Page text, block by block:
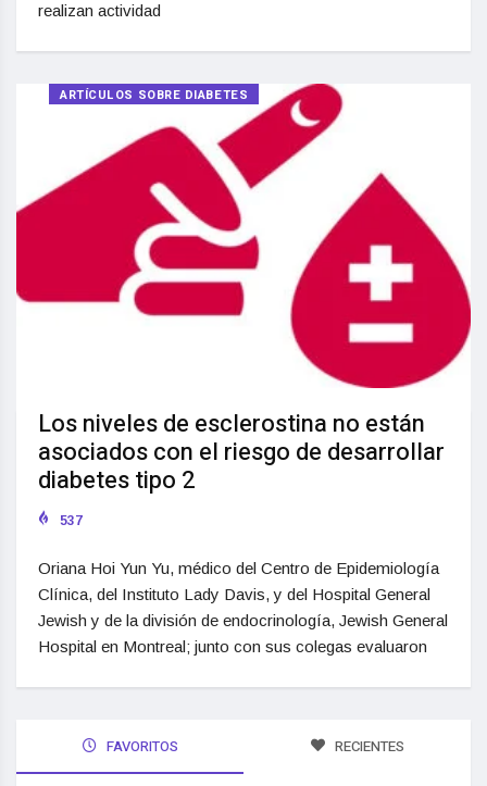
realizan actividad
ARTÍCULOS SOBRE DIABETES
Los niveles de esclerostina no están
asociados con el riesgo de desarrollar
diabetes tipo 2
537
Oriana Hoi Yun Yu, médico del Centro de Epidemiología
Clínica, del Instituto Lady Davis, y del Hospital General
Jewish y de la división de endocrinología, Jewish General
Hospital en Montreal; junto con sus colegas evaluaron
FAVORITOS RECIENTES